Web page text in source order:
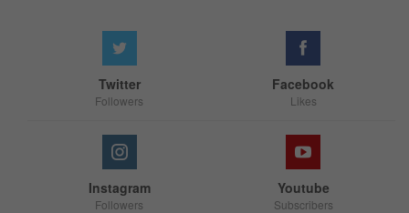
Facebook
Likes
Twitter
Followers
Youtube
Subscribers
Instagram
Followers